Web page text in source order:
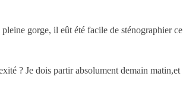
gorge, il eût été facile de sténographier ce
? Je dois partir absolument demain matin,et